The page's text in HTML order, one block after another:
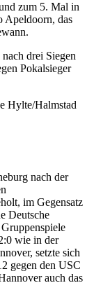
zum 5. Mal in
Apeldoorn, das
drei Siegen
Pokalsieger
Hylte/Halmstad
nach der
im Gegensatz
Deutsche
wie in der
setzte sich
gegen den USC
auch das